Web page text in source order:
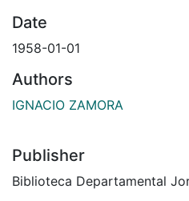
Date
1958-01-01
Authors
IGNACIO ZAMORA
Publisher
Biblioteca Departamental